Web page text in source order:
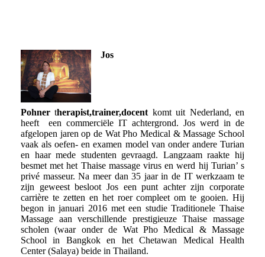
Jos
Pohnertherapist,trainer,docent komt uit Nederland, en
heeft een commerciële IT achtergrond. Jos werd in de
afgelopen jaren op de Wat Pho Medical & Massage School
vaak als oefen- en examen model van onder andere Turian
en haar mede studenten gevraagd. Langzaam raakte hij
besmet met het Thaise massage virus en werd hij Turian’ s
privé masseur. Na meer dan 35 jaar in de IT werkzaam te
zijn geweest besloot Jos een punt achter zijn corporate
carrière te zetten en het roer compleet om te gooien. Hij
begon in januari 2016 met een studie Traditionele Thaise
Massage aan verschillende prestigieuze Thaise massage
scholen (waar onder de Wat Pho Medical & Massage
School in Bangkok en het Chetawan Medical Health
Center (Salaya) beide in Thailand.